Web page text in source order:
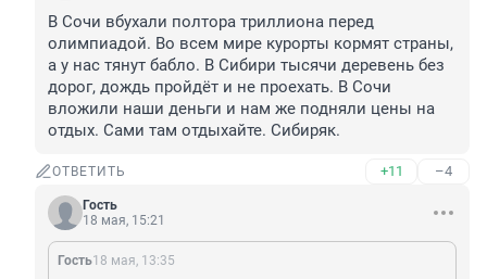
В Сочи вбухали полтора триллиона перед
олимпиадой. Во всем мире курорты кормят страны,
а у нас тянут бабло. В Сибири тысячи деревень без
дорог, дождь пройдёт и не проехать. В Сочи
вложили наши деньги и нам же подняли цены на
отдых. Сами там отдыхайте. Сибиряк.
ОТВЕТИТЬ +11 –4
Гость
18 мая, 15:21
Гость18 мая, 13:35